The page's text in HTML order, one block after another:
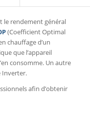
rendement général
(Coefficient Optimal
chauffage d’un
que l’appareil
consomme. Un autre
Inverter.
afin d’obtenir